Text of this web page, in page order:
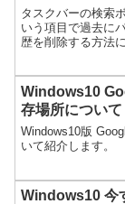
タスクバーの検索
いう項目で過去に
歴を削除する方法
Windows10
存場所について
Windows10版
いて紹介します。
Windows10 今